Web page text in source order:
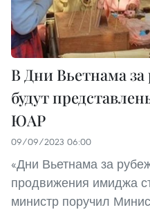
В Дни Вьетнама
будут
ЮАР
09/09/2023 06:00
«Дни Вьетнама за
продвижения имиджа
министр поручил